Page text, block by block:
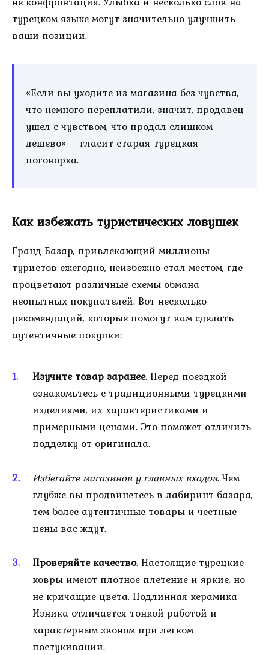
турецком языке могут значительно улучшить
ваши позиции.
«Если вы уходите из магазина без чувства,
что немного переплатили, значит, продавец
ушел с чувством, что продал слишком
дешево» – гласит старая турецкая
поговорка.
Как избежать туристических ловушек
Гранд Базар, привлекающий миллионы
туристов ежегодно, неизбежно стал местом, где
процветают различные схемы обмана
неопытных покупателей. Вот несколько
рекомендаций, которые помогут вам сделать
аутентичные покупки:
Изучите товар заранее. Перед поездкой
ознакомьтесь с традиционными турецкими
изделиями, их характеристиками и
примерными ценами. Это поможет отличить
подделку от оригинала.
Избегайте магазинов у главных входов. Чем
глубже вы продвинетесь в лабиринт базара,
тем более аутентичные товары и честные
цены вас ждут.
Проверяйте качество. Настоящие турецкие
ковры имеют плотное плетение и яркие, но
не кричащие цвета. Подлинная керамика
Изника отличается тонкой работой и
характерным звоном при легком
постукивании.